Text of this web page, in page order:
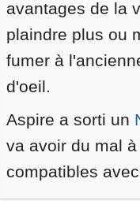
avantages de la
plaindre plus ou
fumer à
d'oeil.
Aspire a sorti un
va avoir du mal
compatibles